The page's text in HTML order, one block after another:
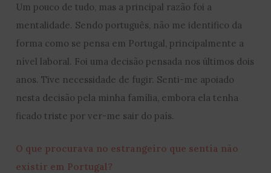
Um pouco de tudo, mas a principal razão foi a
mentalidade. Sendo português, não me identifico da
forma como se pensa em Portugal, principalmente a
nível laboral. Foi uma decisão pensada nos últimos dois
anos. Tive necessidade de fugir. Senti-me apoiado
nesta decisão pela minha família, embora ela tenha
ficado triste por ver-me sair do país.
O que procurava no estrangeiro que sentia não
existir em Portugal?